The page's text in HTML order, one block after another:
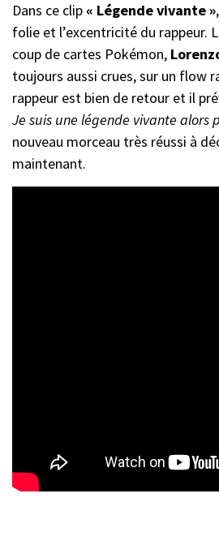
Dans ce clip « Légende vivante »
folie et l’excentricité du rappeur.
coup de cartes Pokémon,
toujours aussi crues, sur un flow
rappeur est bien de retour et il
Je suis une légende vivante alors
nouveau morceau très réussi à
maintenant.